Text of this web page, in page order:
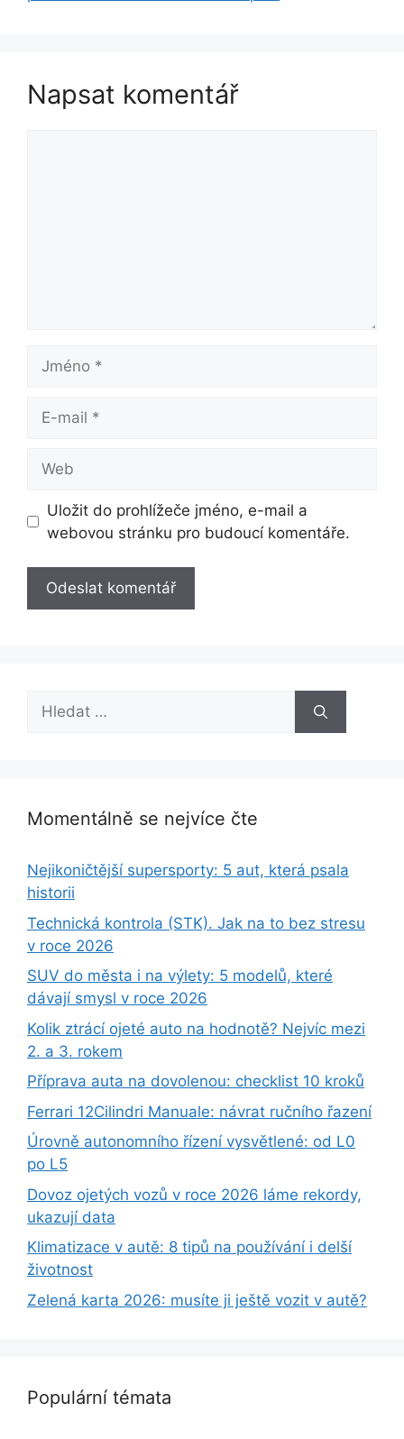
Napsat komentář
Jméno
mail
Uložit do prohlížeče jméno, e-mail a
webovou stránku pro budoucí komentáře.
Hledat:
Momentálně se nejvíce čte
Nejikoničtější supersporty: 5 aut, která psala
historii
Technická kontrola (STK). Jak na to bez stresu
v roce 2026
SUV do města i na výlety: 5 modelů, které
dávají smysl v roce 2026
Kolik ztrácí ojeté auto na hodnotě? Nejvíc mezi
2. a 3. rokem
Příprava auta na dovolenou: checklist 10 kroků
Ferrari 12Cilindri Manuale: návrat ručního řazení
Úrovně autonomního řízení vysvětlené: od L0
po L5
Dovoz ojetých vozů v roce 2026 láme rekordy,
ukazují data
Klimatizace v autě: 8 tipů na používání i delší
životnost
Zelená karta 2026: musíte ji ještě vozit v autě?
Populární témata